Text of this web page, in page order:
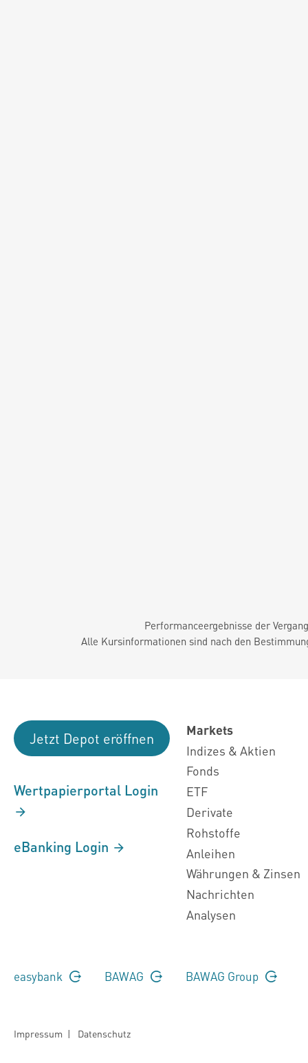
Performanceergebnisse der
Alle Kursinformationen sind nach den
Jetzt Depot eröffnen
Wertpapierportal Login
eBanking Login
Markets
Indizes & Aktien
Fonds
ETF
Derivate
Rohstoffe
Anleihen
Währungen & Zinsen
Nachrichten
Analysen
easybank BAWAG BAWAG Group
Impressum | Datenschutz